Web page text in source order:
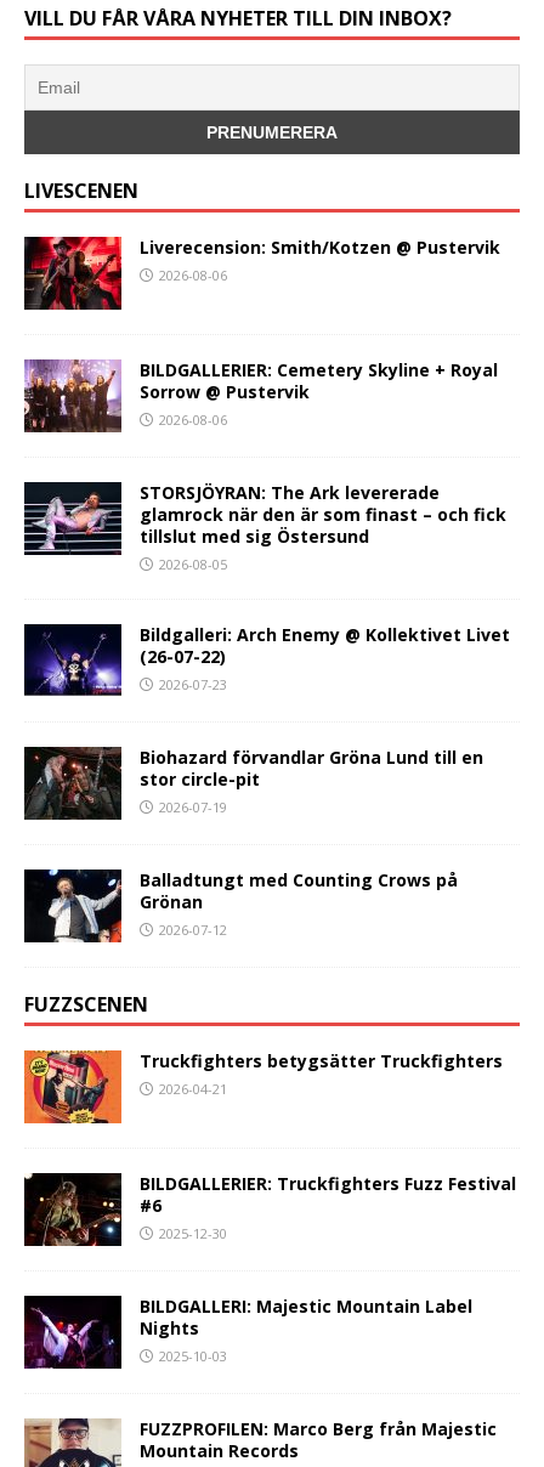
VILL DU FÅR VÅRA NYHETER TILL DIN INBOX?
LIVESCENEN
Liverecension: Smith/Kotzen @ Pustervik
2026-08-06
BILDGALLERIER: Cemetery Skyline + Royal
Sorrow @ Pustervik
2026-08-06
STORSJÖYRAN: The Ark levererade
glamrock när den är som finast – och fick
tillslut med sig Östersund
2026-08-05
Bildgalleri: Arch Enemy @ Kollektivet Livet
(26-07-22)
2026-07-23
Biohazard förvandlar Gröna Lund till en
stor circle-pit
2026-07-19
Balladtungt med Counting Crows på
Grönan
2026-07-12
FUZZSCENEN
Truckfighters betygsätter Truckfighters
2026-04-21
BILDGALLERIER: Truckfighters Fuzz Festival
#6
2025-12-30
BILDGALLERI: Majestic Mountain Label
Nights
2025-10-03
FUZZPROFILEN: Marco Berg från Majestic
Mountain Records